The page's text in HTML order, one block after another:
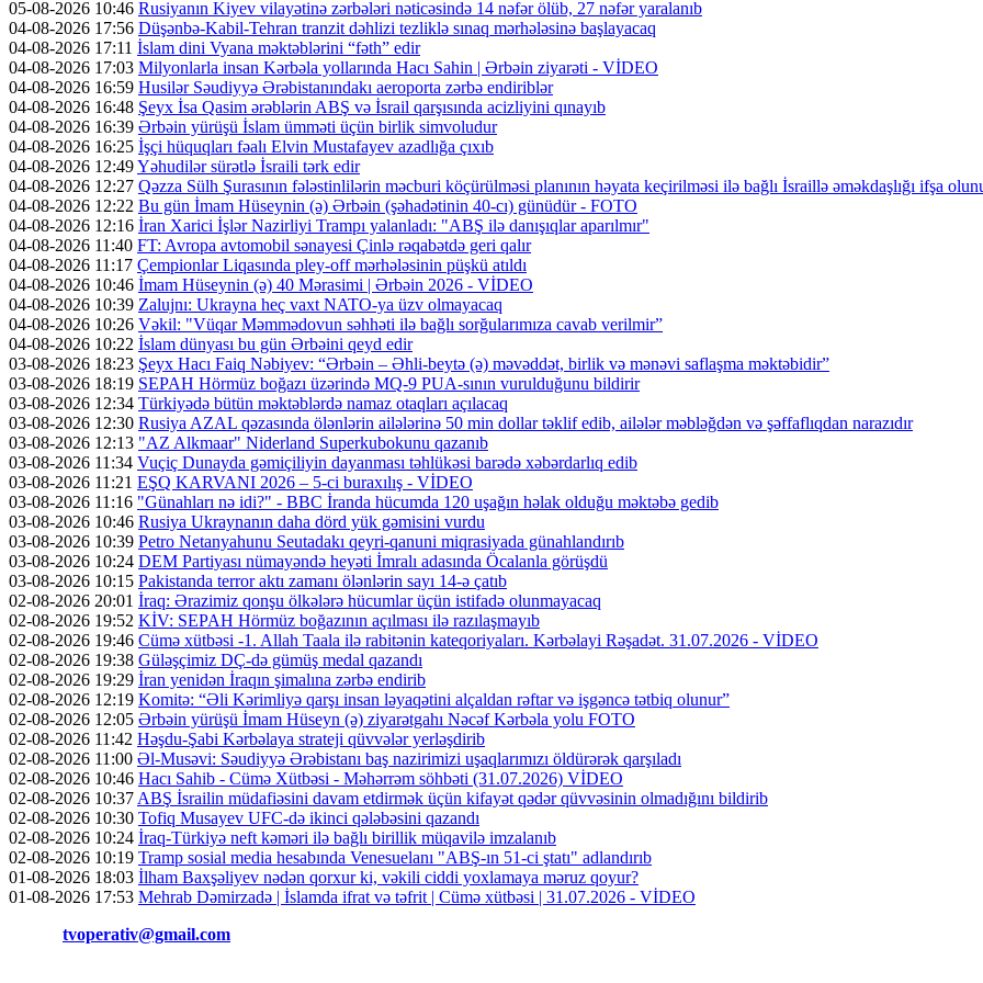
05-08-2026 10:46 Rusiyanın Kiyev vilayətinə zərbələri nəticəsində 14 nəfər ölüb, 27 nəfər yaralanıb
04-08-2026 17:56 Düşənbə-Kabil-Tehran tranzit dəhlizi tezliklə sınaq mərhələsinə başlayacaq
04-08-2026 17:11 İslam dini Vyana məktəblərini “fəth” edir
04-08-2026 17:03 Milyonlarla insan Kərbəla yollarında Hacı Sahin | Ərbəin ziyarəti - VİDEO
04-08-2026 16:59 Husilər Səudiyyə Ərəbistanındakı aeroporta zərbə endiriblər
04-08-2026 16:48 Şeyx İsa Qasim ərəblərin ABŞ və İsrail qarşısında acizliyini qınayıb
04-08-2026 16:39 Ərbəin yürüşü İslam ümməti üçün birlik simvoludur
04-08-2026 16:25 İşçi hüquqları fəalı Elvin Mustafayev azadlığa çıxıb
04-08-2026 12:49Yəhudilər sürətlə İsraili tərk edir
04-08-2026 12:27 Qəzza Sülh Şurasının fələstinlilərin məcburi köçürülməsi planının həyata keçirilməsi ilə bağlı İsraillə əməkdaşlığı ifşa
04-08-2026 12:22 Bu gün İmam Hüseynin (ə) Ərbəin (şəhadətinin 40-cı) günüdür - FOTO
04-08-2026 12:16 İran Xarici İşlər Nazirliyi Trampı yalanladı: "ABŞ ilə danışıqlar aparılmır"
04-08-2026 11:40 FT: Avropa avtomobil sənayesi Çinlə rəqabətdə geri qalır
04-08-2026 11:17 Çempionlar Liqasında pley-off mərhələsinin püşkü atıldı
04-08-2026 10:46 İmam Hüseynin (ə) 40 Mərasimi | Ərbəin 2026 - VİDEO
04-08-2026 10:39 Zalujnı: Ukrayna heç vaxt NATO-ya üzv olmayacaq
04-08-2026 10:26 Vəkil: "Vüqar Məmmədovun səhhəti ilə bağlı sorğularımıza cavab verilmir”
04-08-2026 10:22 İslam dünyası bu gün Ərbəini qeyd edir
03-08-2026 18:23 Şeyx Hacı Faiq Nəbiyev: “Ərbəin – Əhli-beytə (ə) məvəddət, birlik və mənəvi saflaşma məktəbidir”
03-08-2026 18:19 SEPAH Hörmüz boğazı üzərində MQ-9 PUA-sının vurulduğunu bildirir
03-08-2026 12:34 Türkiyədə bütün məktəblərdə namaz otaqları açılacaq
03-08-2026 12:30 Rusiya AZAL qəzasında ölənlərin ailələrinə 50 min dollar təklif edib, ailələr məbləğdən və şəffaflıqdan narazıdır
03-08-2026 12:13 "AZ Alkmaar" Niderland Superkubokunu qazanıb
03-08-2026 11:34 Vuçiç Dunayda gəmiçiliyin dayanması təhlükəsi barədə xəbərdarlıq edib
03-08-2026 11:21 EŞQ KARVANI 2026 – 5-ci buraxılış - VİDEO
03-08-2026 11:16 "Günahları nə idi?" - BBC İranda hücumda 120 uşağın həlak olduğu məktəbə gedib
03-08-2026 10:46 Rusiya Ukraynanın daha dörd yük gəmisini vurdu
03-08-2026 10:39 Petro Netanyahunu Seutadakı qeyri-qanuni miqrasiyada günahlandırıb
03-08-2026 10:24 DEM Partiyası nümayəndə heyəti İmralı adasında Öcalanla görüşdü
03-08-2026 10:15 Pakistanda terror aktı zamanı ölənlərin sayı 14-ə çatıb
02-08-2026 20:01 İraq: Ərazimiz qonşu ölkələrə hücumlar üçün istifadə olunmayacaq
02-08-2026 19:52 KİV: SEPAH Hörmüz boğazının açılması ilə razılaşmayıb
02-08-2026 19:46 Cümə xütbəsi -1. Allah Taala ilə rabitənin kateqoriyaları. Kərbəlayi Rəşadət. 31.07.2026 - VİDEO
02-08-2026 19:38 Güləşçimiz DÇ-də gümüş medal qazandı
02-08-2026 19:29 İran yenidən İraqın şimalına zərbə endirib
02-08-2026 12:19 Komitə: “Əli Kərimliyə qarşı insan ləyaqətini alçaldan rəftar və işgəncə tətbiq olunur”
02-08-2026 12:05 Ərbəin yürüşü İmam Hüseyn (ə) ziyarətgahı Nəcəf Kərbəla yolu FOTO
02-08-2026 11:42 Həşdu-Şabi Kərbəlaya strateji qüvvələr yerləşdirib
02-08-2026 11:00 Əl-Musəvi: Səudiyyə Ərəbistanı baş nazirimizi uşaqlarımızı öldürərək qarşıladı
02-08-2026 10:46 Hacı Sahib - Cümə Xütbəsi - Məhərrəm söhbəti (31.07.2026) VİDEO
02-08-2026 10:37 ABŞ İsrailin müdafiəsini davam etdirmək üçün kifayət qədər qüvvəsinin olmadığını bildirib
02-08-2026 10:30 Tofiq Musayev UFC-də ikinci qələbəsini qazandı
02-08-2026 10:24 İraq-Türkiyə neft kəməri ilə bağlı birillik müqavilə imzalanıb
02-08-2026 10:19 Tramp sosial media hesabında Venesuelanı "ABŞ-ın 51-ci ştatı" adlandırıb
01-08-2026 18:03 İlham Baxşəliyev nədən qorxur ki, vəkili ciddi yoxlamaya məruz qoyur?
01-08-2026 17:53 Mehrab Dəmirzadə | İslamda ifrat və təfrit | Cümə xütbəsi | 31.07.2026 - VİDEO
tvoperativ@gmail.com